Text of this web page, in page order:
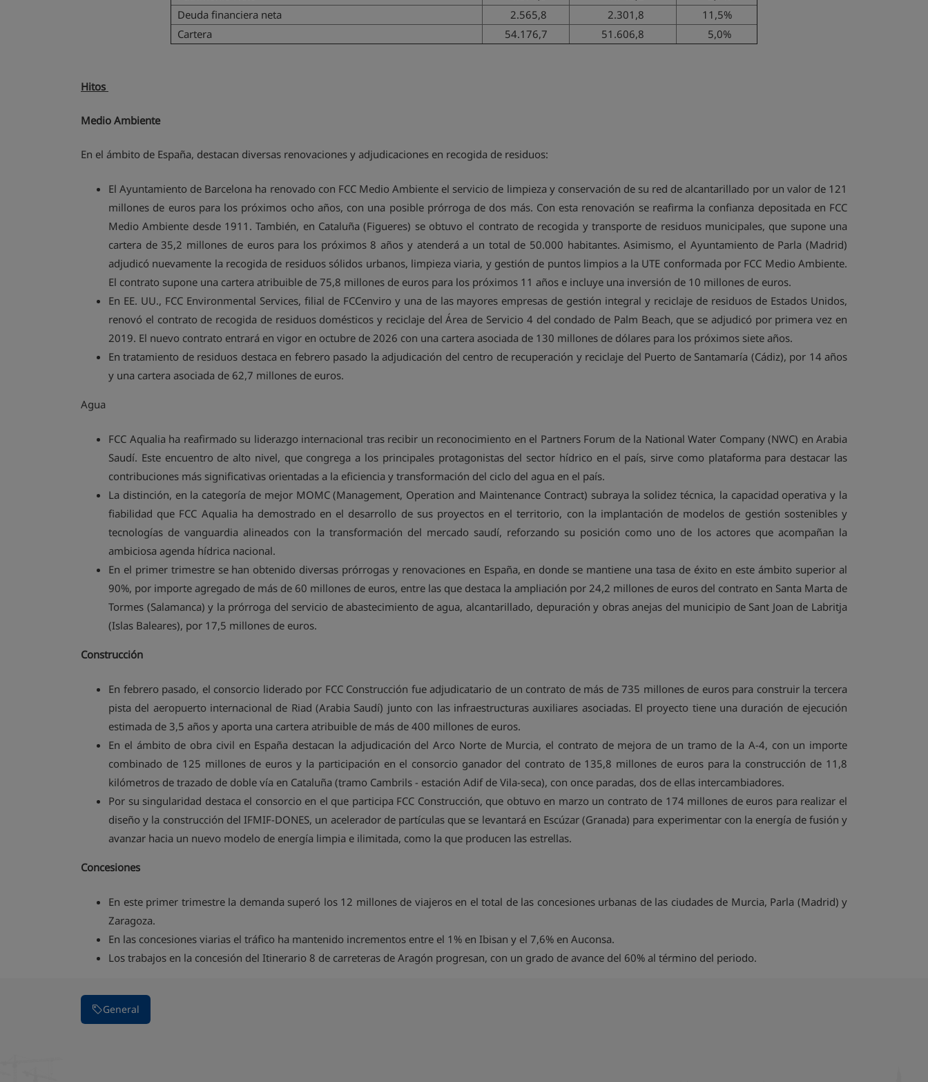
Deuda financiera neta
2.565,8 2.301,8
11,5%
Cartera
54.176,7 51.606,8 5,0%
Hitos
Medio Ambiente
En el ámbito de España, destacan diversas renovaciones y adjudicaciones en recogida de residuos:
El Ayuntamiento de Barcelona ha renovado con FCC Medio Ambiente el servicio de limpieza y conservación de su red de alcantarillado por un valor de 121
millones de euros para los próximos ocho años, con una posible prórroga de dos más. Con esta renovación se reafirma la confianza depositada en FCC
Medio Ambiente desde 1911. También, en Cataluña (Figueres) se obtuvo el contrato de recogida y transporte de residuos municipales, que supone una
cartera de 35,2 millones de euros para los próximos 8 años y atenderá a un total de 50.000 habitantes. Asimismo, el Ayuntamiento de Parla (Madrid)
adjudicó nuevamente la recogida de residuos sólidos urbanos, limpieza viaria, y gestión de puntos limpios a la UTE conformada por FCC Medio Ambiente.
El contrato supone una cartera atribuible de 75,8 millones de euros para los próximos 11 años e incluye una inversión de 10 millones de euros.
En EE. UU., FCC Environmental Services, filial de FCCenviro y una de las mayores empresas de gestión integral y reciclaje de residuos de Estados Unidos,
renovó el contrato de recogida de residuos domésticos y reciclaje del Área de Servicio 4 del condado de Palm Beach, que se adjudicó por primera vez en
2019. El nuevo contrato entrará en vigor en octubre de 2026 con una cartera asociada de 130 millones de dólares para los próximos siete años.
En tratamiento de residuos destaca en febrero pasado la adjudicación del centro de recuperación y reciclaje del Puerto de Santamaría (Cádiz), por 14 años
y una cartera asociada de 62,7 millones de euros.
Agua
FCC Aqualia ha reafirmado su liderazgo internacional tras recibir un reconocimiento en el Partners Forum de la National Water Company (NWC) en Arabia
Saudí. Este encuentro de alto nivel, que congrega a los principales protagonistas del sector hídrico en el país, sirve como plataforma para destacar las
contribuciones más significativas orientadas a la eficiencia y transformación del ciclo del agua en el país.
La distinción, en la categoría de mejor MOMC (Management, Operation and Maintenance Contract) subraya la solidez técnica, la capacidad operativa y la
fiabilidad que FCC Aqualia ha demostrado en el desarrollo de sus proyectos en el territorio, con la implantación de modelos de gestión sostenibles y
tecnologías de vanguardia alineados con la transformación del mercado saudí, reforzando su posición como uno de los actores que acompañan la
ambiciosa agenda hídrica nacional.
En el primer trimestre se han obtenido diversas prórrogas y renovaciones en España, en donde se mantiene una tasa de éxito en este ámbito superior al
90%, por importe agregado de más de 60 millones de euros, entre las que destaca la ampliación por 24,2 millones de euros del contrato en Santa Marta de
Tormes (Salamanca) y la prórroga del servicio de abastecimiento de agua, alcantarillado, depuración y obras anejas del municipio de Sant Joan de Labritja
(Islas Baleares), por 17,5 millones de euros.
Construcción
En febrero pasado, el consorcio liderado por FCC Construcción fue adjudicatario de un contrato de más de 735 millones de euros para construir la tercera
pista del aeropuerto internacional de Riad (Arabia Saudí) junto con las infraestructuras auxiliares asociadas. El proyecto tiene una duración de ejecución
estimada de 3,5 años y aporta una cartera atribuible de más de 400 millones de euros.
En el ámbito de obra civil en España destacan la adjudicación del Arco Norte de Murcia, el contrato de mejora de un tramo de la A-4, con un importe
combinado de 125 millones de euros y la participación en el consorcio ganador del contrato de 135,8 millones de euros para la construcción de 11,8
kilómetros de trazado de doble vía en Cataluña (tramo Cambrils - estación Adif de Vila-seca), con once paradas, dos de ellas intercambiadores.
Por su singularidad destaca el consorcio en el que participa FCC Construcción, que obtuvo en marzo un contrato de 174 millones de euros para realizar el
diseño y la construcción del IFMIF-DONES, un acelerador de partículas que se levantará en Escúzar (Granada) para experimentar con la energía de fusión y
avanzar hacia un nuevo modelo de energía limpia e ilimitada, como la que producen las estrellas.
Concesiones
En este primer trimestre la demanda superó los 12 millones de viajeros en el total de las concesiones urbanas de las ciudades de Murcia, Parla (Madrid) y
Zaragoza.
En las concesiones viarias el tráfico ha mantenido incrementos entre el 1% en Ibisan y el 7,6% en Auconsa.
Los trabajos en la concesión del Itinerario 8 de carreteras de Aragón progresan, con un grado de avance del 60% al término del periodo.
General